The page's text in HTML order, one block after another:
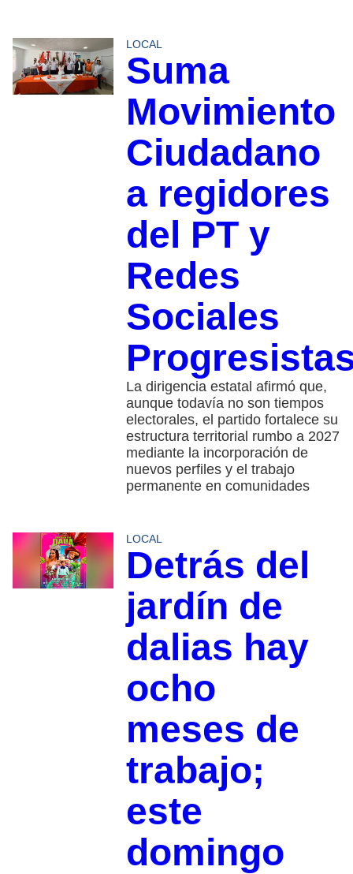
LOCAL
Suma
Movimiento
Ciudadano
a regidores
del PT y
Redes
Sociales
La dirigencia estatal afirmó que,
aunque todavía no son tiempos
electorales, el partido fortalece su
estructura territorial rumbo a 2027
mediante la incorporación de
nuevos perfiles y el trabajo
permanente en comunidades
LOCAL
Detrás del
jardín de
dalias hay
ocho
meses de
trabajo;
este
domingo